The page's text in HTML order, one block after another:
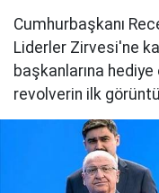
Cumhurbaşkanı
Liderler Zirvesi'ne
başkanlarına
revolverin ilk